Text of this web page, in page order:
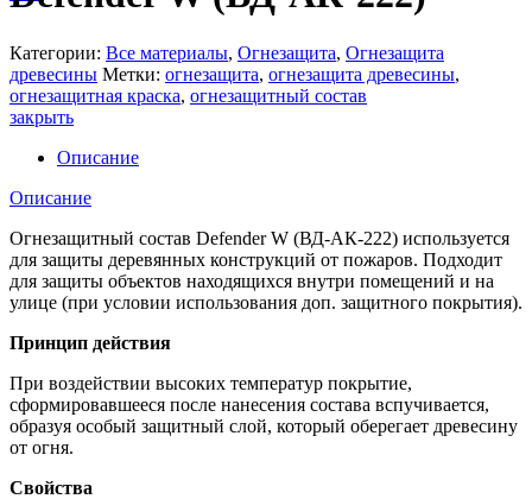
Категории: Все материалы, Огнезащита, Огнезащита
древесины Метки: огнезащита, огнезащита древесины,
огнезащитная краска, огнезащитный состав
закрыть
Описание
Описание
Огнезащитный состав Defender W (ВД-АК-222) используется
для защиты деревянных конструкций от пожаров. Подходит
для защиты объектов находящихся внутри помещений и на
улице (при условии использования доп. защитного покрытия).
Принцип действия
При воздействии высоких температур покрытие,
сформировавшееся после нанесения состава вспучивается,
образуя особый защитный слой, который оберегает древесину
от огня.
Свойства